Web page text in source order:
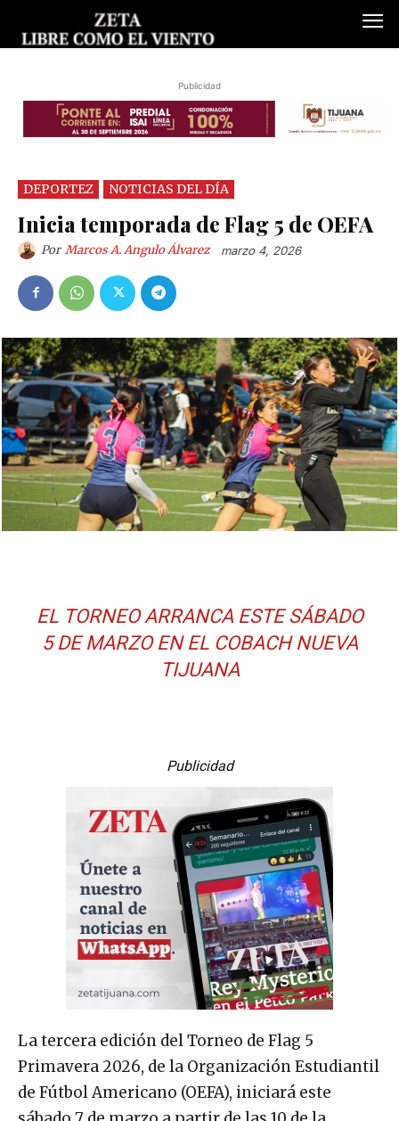
Publicidad
DEPORTEZ NOTICIAS DEL DÍA
Inicia temporada de Flag 5 de OEFA
Por Marcos A. Angulo Álvarez marzo 4, 2026
EL TORNEO ARRANCA ESTE SÁBADO
5 DE MARZO EN EL COBACH NUEVA
TIJUANA
Publicidad
La tercera edición del Torneo de Flag 5
Primavera 2026, de la Organización Estudiantil
de Fútbol Americano (OEFA), iniciará este